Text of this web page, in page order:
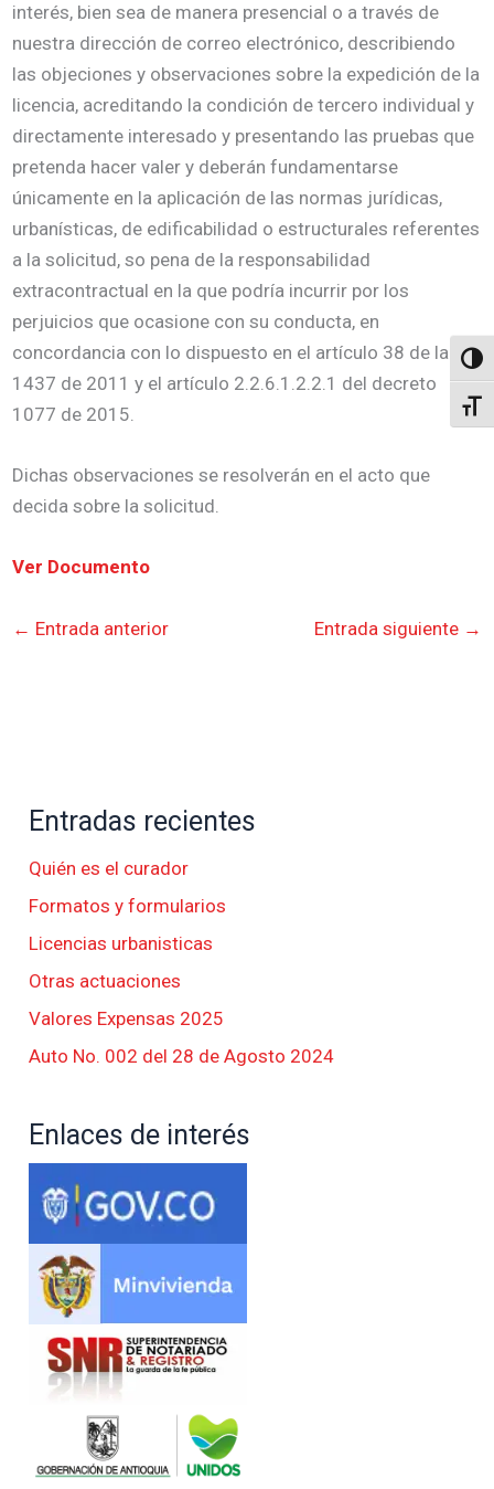
interés, bien sea de manera presencial o a través de
nuestra dirección de correo electrónico, describiendo
las objeciones y observaciones sobre la expedición de la
licencia, acreditando la condición de tercero individual y
directamente interesado y presentando las pruebas que
pretenda hacer valer y deberán fundamentarse
únicamente en la aplicación de las normas jurídicas,
urbanísticas, de edificabilidad o estructurales referentes
a la solicitud, so pena de la responsabilidad
extracontractual en la que podría incurrir por los
perjuicios que ocasione con su conducta, en
concordancia con lo dispuesto en el artículo 38 de la ley
1437 de 2011 y el artículo 2.2.6.1.2.2.1 del decreto
1077 de 2015.
Dichas observaciones se resolverán en el acto que
decida sobre la solicitud.
Ver Documento
← Entrada anterior Entrada siguiente →
Entradas recientes
Quién es el curador
Formatos y formularios
Licencias urbanisticas
Otras actuaciones
Valores Expensas 2025
Auto No. 002 del 28 de Agosto 2024
Enlaces de interés